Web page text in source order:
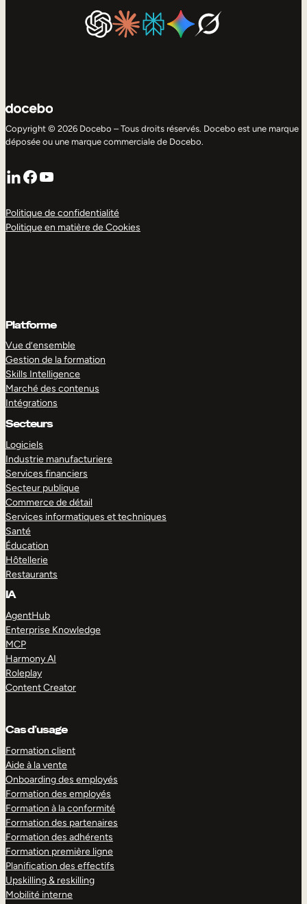
Copyright © 2026 Docebo – Tous droits réservés. Docebo est une marque
déposée ou une marque commerciale de Docebo.
LinkedIn
Facebook
YouTube
Politique de confidentialité
Politique en matière de Cookies
Platforme
Vue d’ensemble
Gestion de la formation
Skills Intelligence
Marché des contenus
Intégrations
Secteurs
Logiciels
Industrie manufacturiere
Services financiers
Secteur publique
Commerce de détail
Services informatiques et techniques
Santé
Éducation
Hôtellerie
Restaurants
IA
AgentHub
Enterprise Knowledge
MCP
Harmony AI
Roleplay
Content Creator
Cas d’usage
Formation client
Aide à la vente
Onboarding des employés
Formation des employés
Formation à la conformité
Formation des partenaires
Formation des adhérents
Formation première ligne
Planification des effectifs
Upskilling & reskilling
Mobilité interne